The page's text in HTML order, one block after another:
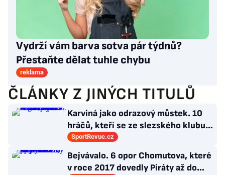
Vydrží vám barva sotva pár týdnů?
Přestaňte dělat tuhle chybu
reklama
ČLÁNKY Z JINÝCH TITULŮ
Karviná jako odrazový můstek. 10
hráčů, kteří se ze slezského klubu
probili k lukrativnímu angažmá
SportRevue.cz
Bejvávalo. 6 opor Chomutova, které
v roce 2017 dovedly Piráty až do